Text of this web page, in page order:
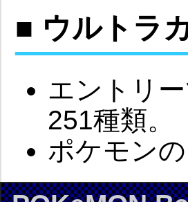
■ ウルトラ
エントリ
251種類。
ポケモン